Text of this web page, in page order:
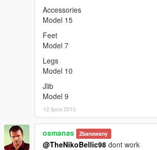
Accessories
Model 15
Feet
Model 7
Legs
Model 10
Jlib
Model 9
12 lipca 2015
osmanas Zbanowany
@TheNikoBellic98 dont work